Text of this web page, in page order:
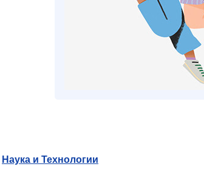
Наука и Технологии